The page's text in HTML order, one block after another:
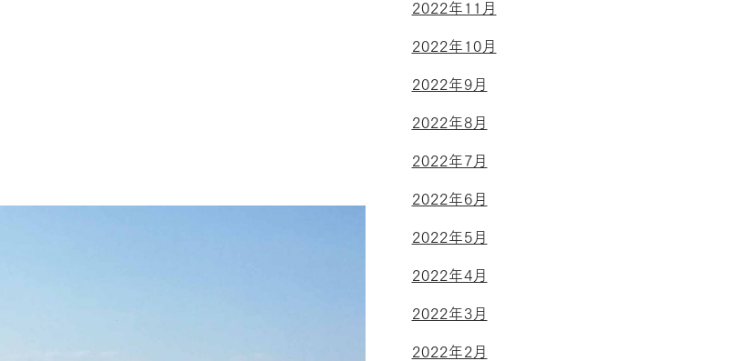
2022年11月
2022年10月
2022年9月
2022年8月
2022年7月
2022年6月
2022年5月
2022年4月
2022年3月
2022年2月